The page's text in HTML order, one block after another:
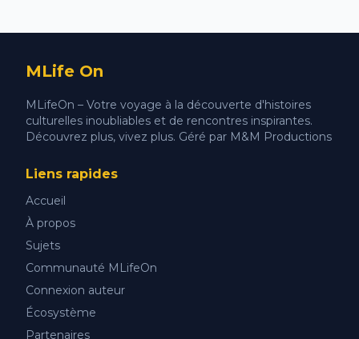
MLife On
MLifeOn – Votre voyage à la découverte d'histoires
culturelles inoubliables et de rencontres inspirantes.
Découvrez plus, vivez plus. Géré par M&M Productions
Liens rapides
Accueil
À propos
Sujets
Communauté MLifeOn
Connexion auteur
Écosystème
Partenaires